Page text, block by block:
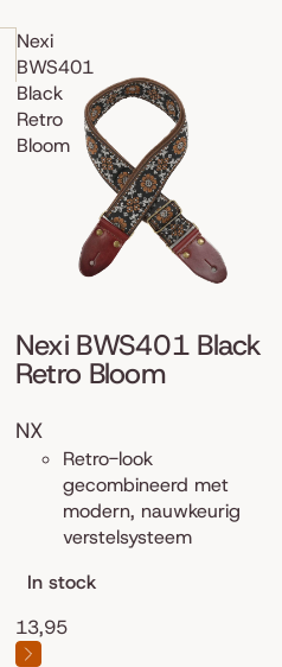
Nexi
BWS401
Black
Retro
Bloom
Nexi BWS401 Black
Retro Bloom
NX
Retro-look
gecombineerd met
modern, nauwkeurig
verstelsysteem
In stock
13,95